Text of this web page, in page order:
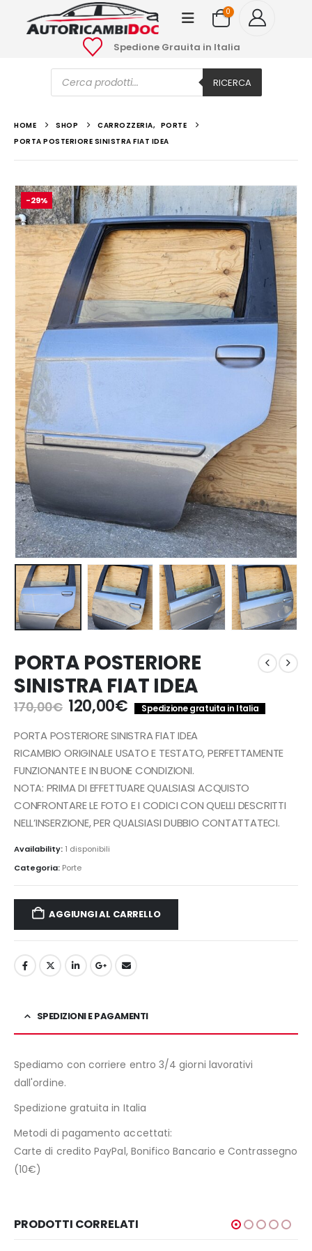
0
Spedione Grauita in Italia
Ricerca
prodotti RICERCA
HOME SHOP CARROZZERIA, PORTE
PORTA POSTERIORE SINISTRA FIAT IDEA
-29%
PORTA POSTERIORE
SINISTRA FIAT IDEA
170,00€ Il
prezzo
originale
era:
170,00€.
120,00€Il
prezzo
attuale
è:
120,00€.
Spedizione gratuita in Italia
PORTA POSTERIORE SINISTRA FIAT IDEA
RICAMBIO ORIGINALE USATO E TESTATO, PERFETTAMENTE
FUNZIONANTE E IN BUONE CONDIZIONI.
NOTA: PRIMA DI EFFETTUARE QUALSIASI ACQUISTO
CONFRONTARE LE FOTO E I CODICI CON QUELLI DESCRITTI
NELL’INSERZIONE, PER QUALSIASI DUBBIO CONTATTATECI.
Availability: 1 disponibili
Categoria: Porte
AGGIUNGI AL CARRELLO
SPEDIZIONI E PAGAMENTI
Spediamo con corriere entro 3/4 giorni lavorativi
dall'ordine.
Spedizione gratuita in Italia
Metodi di pagamento accettati:
Carte di credito PayPal, Bonifico Bancario e Contrassegno
(10€)
PRODOTTI CORRELATI